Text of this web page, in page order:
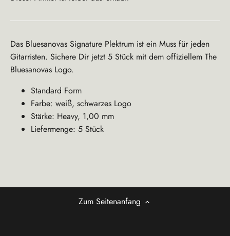
Das Bluesanovas Signature Plektrum ist ein Muss für jeden
Gitarristen. Sichere Dir jetzt 5 Stück mit dem offiziellem The
Bluesanovas Logo.
Standard Form
Farbe: weiß, schwarzes Logo
Stärke: Heavy, 1,00 mm
Liefermenge: 5 Stück
Zum Seitenanfang